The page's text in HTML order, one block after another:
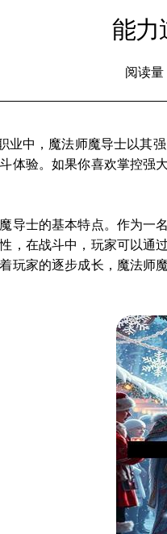
能力
阅读
业中，魔法师魔导士以其
体验。如果你喜欢掌控强
导士的基本特点。作为一
，在战斗中，玩家可以通
玩家的逐步成长，魔法师